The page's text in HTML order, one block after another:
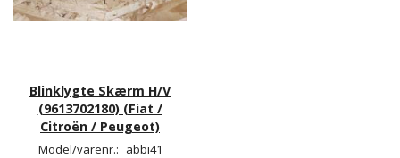
Blinklygte Skærm H/V
(9613702180) (Fiat /
Citroën / Peugeot)
Model/varenr.: abbi41